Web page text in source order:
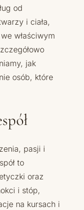
od
i ciała,
właściwym
jak
osób, które
pasji i
to
oraz
i stóp,
na kursach i